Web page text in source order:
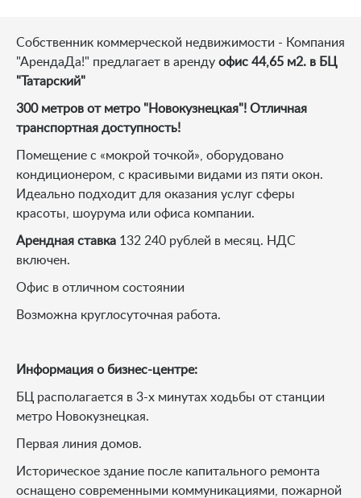
Собственник коммерческой недвижимости - Компания
"АрендаДа!" предлагает в аренду офис 44,65 м2. в БЦ
"Татарский"
300 метров от метро "Новокузнецкая"! Отличная
транспортная доступность!
Помещение с «мокрой точкой», оборудовано
кондиционером, с красивыми видами из пяти окон.
Идеально подходит для оказания услуг сферы
красоты, шоурума или офиса компании.
Арендная ставка 132 240 рублей в месяц. НДС
включен.
Офис в отличном состоянии
Возможна круглосуточная работа.
Информация о бизнес-центре:
БЦ располагается в 3-х минутах ходьбы от станции
метро Новокузнецкая.
Первая линия домов.
Историческое здание после капитального ремонта
оснащено современными коммуникациями, пожарной